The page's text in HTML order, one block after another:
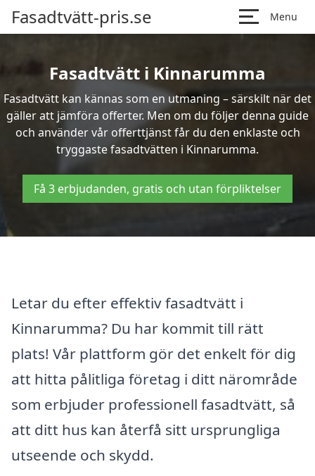
Fasadtvätt-pris.se Menu
Fasadtvätt i Kinnarumma
Fasadtvätt kan kännas som en utmaning – särskilt när det
gäller att jämföra offerter. Men om du följer denna guide
och använder vår offerttjänst får du den enklaste och
tryggaste fasadtvätten i Kinnarumma.
Få 3 erbjudanden, gratis och utan förpliktelser
Letar du efter effektiv fasadtvätt i
Kinnarumma? Du har kommit till rätt
plats! Vår plattform gör det enkelt för dig
att hitta pålitliga företag i ditt närområde
som erbjuder professionell fasadtvätt, så
att ditt hus kan återfå sitt ursprungliga
utseende och skydd.